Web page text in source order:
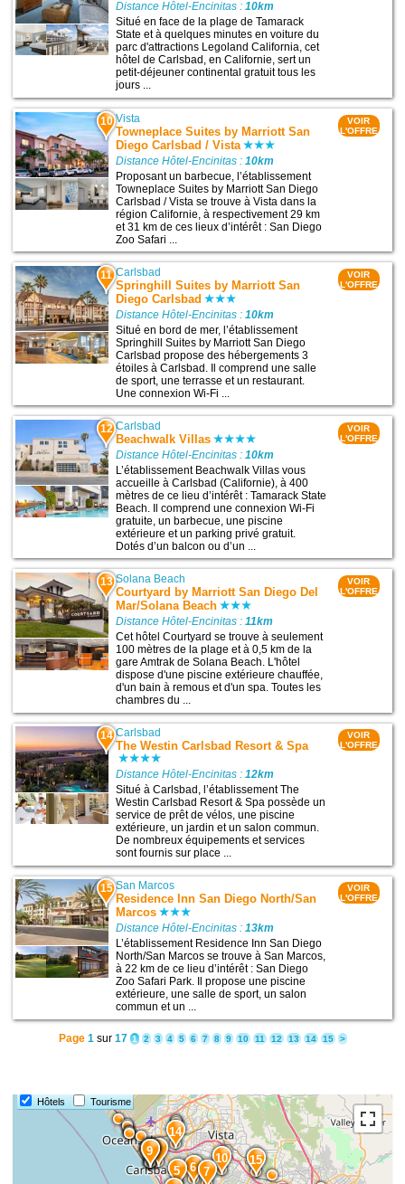
Distance Hôtel-Encinitas :10km
Situé en face de la plage de Tamarack
State et à quelques minutes en voiture du
parc d'attractions Legoland California, cet
hôtel de Carlsbad, en Californie, sert un
petit-déjeuner continental gratuit tous les
jours ...
10 Vista
Towneplace Suites by Marriott San
Diego Carlsbad / Vista
Distance Hôtel-Encinitas :10km
Proposant un barbecue, l’établissement
Towneplace Suites by Marriott San Diego
Carlsbad / Vista se trouve à Vista dans la
région Californie, à respectivement 29 km
et 31 km de ces lieux d’intérêt : San Diego
Zoo Safari ...
VOIR
L'OFFRE
11 Carlsbad
Springhill Suites by Marriott San
Diego Carlsbad
Distance Hôtel-Encinitas :10km
Situé en bord de mer, l’établissement
Springhill Suites by Marriott San Diego
Carlsbad propose des hébergements 3
étoiles à Carlsbad. Il comprend une salle
de sport, une terrasse et un restaurant.
Une connexion Wi-Fi ...
VOIR
L'OFFRE
12 Carlsbad
Beachwalk Villas
Distance Hôtel-Encinitas :10km
L’établissement Beachwalk Villas vous
accueille à Carlsbad (Californie), à 400
mètres de ce lieu d’intérêt : Tamarack State
Beach. Il comprend une connexion Wi-Fi
gratuite, un barbecue, une piscine
extérieure et un parking privé gratuit.
Dotés d’un balcon ou d’un ...
VOIR
L'OFFRE
13 Solana Beach
Courtyard by Marriott San Diego Del
Mar/Solana Beach
Distance Hôtel-Encinitas :11km
Cet hôtel Courtyard se trouve à seulement
100 mètres de la plage et à 0,5 km de la
gare Amtrak de Solana Beach. L'hôtel
dispose d'une piscine extérieure chauffée,
d'un bain à remous et d'un spa. Toutes les
chambres du ...
VOIR
L'OFFRE
14 Carlsbad
The Westin Carlsbad Resort & Spa
Distance Hôtel-Encinitas :12km
Situé à Carlsbad, l’établissement The
Westin Carlsbad Resort & Spa possède un
service de prêt de vélos, une piscine
extérieure, un jardin et un salon commun.
De nombreux équipements et services
sont fournis sur place ...
VOIR
L'OFFRE
15 San Marcos
Residence Inn San Diego North/San
Marcos
Distance Hôtel-Encinitas :13km
L’établissement Residence Inn San Diego
North/San Marcos se trouve à San Marcos,
à 22 km de ce lieu d’intérêt : San Diego
Zoo Safari Park. Il propose une piscine
extérieure, une salle de sport, un salon
commun et un ...
VOIR
L'OFFRE
Page 1sur 17 1 2 3 4 5 6 7 8 9 10 11 12 13 14 15 >
Hôtels Tourisme
15
14
12
11
10
98
7
6
5